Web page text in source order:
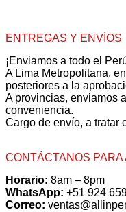
ENTREGAS Y ENVÍOS
¡Enviamos a todo el
A Lima Metropolitana,
posteriores a la
A provincias, enviamos
conveniencia.
Cargo de envío, a tratar
CONTÁCTANOS
Horario: 8am – 8pm
WhatsApp: +51 924
Correo: